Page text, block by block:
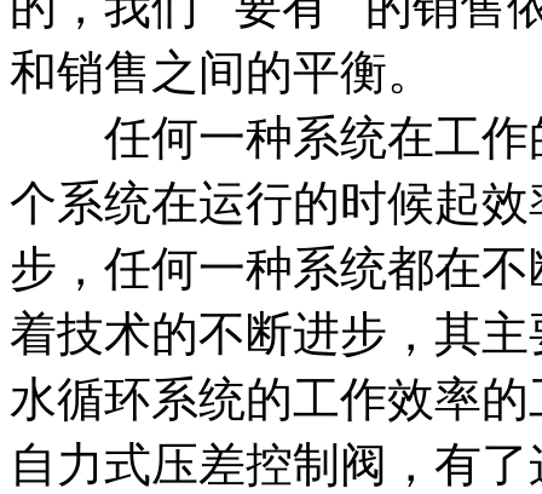
和销售之间的平衡。
任何一种系统在工作
个系统在运行的时候起
步，任何一种系统都在
着技术的不断进步，其
水循环系统的工作效率
自力式压差控制阀，有